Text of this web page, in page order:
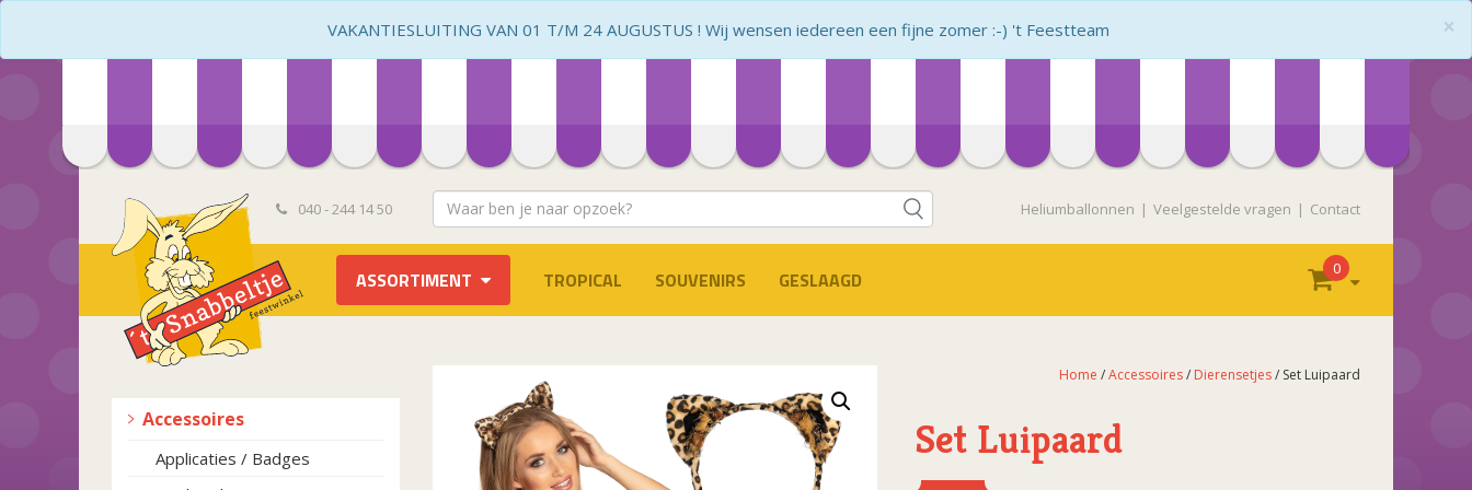
×
VAKANTIESLUITING VAN 01 T/M 24 AUGUSTUS ! Wij wensen iedereen een fijne zomer :-) 't Feestteam
040 - 244 14 50 Heliumballonnen Veelgestelde vragen Contact
ASSORTIMENT TROPICAL SOUVENIRS GESLAAGD 0
Accessoires
Applicaties / Badges
Home /Accessoires/ Dierensetjes/ Set Luipaard
Set Luipaard